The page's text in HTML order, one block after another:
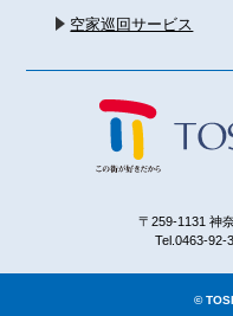
空家巡回サービス
〒259-1131 神
Tel.0463-
©